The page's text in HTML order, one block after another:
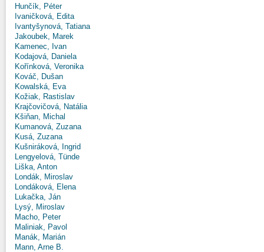
Hunčík, Péter
Ivaničková, Edita
Ivantyšynová, Tatiana
Jakoubek, Marek
Kamenec, Ivan
Kodajová, Daniela
Kořínková, Veronika
Kováč, Dušan
Kowalská, Eva
Kožiak, Rastislav
Krajčovičová, Natália
Kšiňan, Michal
Kumanová, Zuzana
Kusá, Zuzana
Kušniráková, Ingrid
Lengyelová, Tünde
Liška, Anton
Londák, Miroslav
Londáková, Elena
Lukačka, Ján
Lysý, Miroslav
Macho, Peter
Maliniak, Pavol
Manák, Marián
Mann, Arne B.